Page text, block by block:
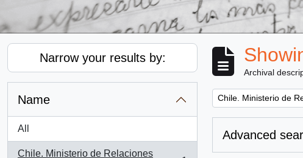
Narrow your results by:
Name
All
Chile. Ministerio de Relaciones
Archival
Remove filter:
Chile. Ministerio de
Advanced